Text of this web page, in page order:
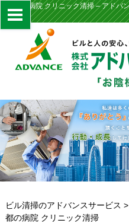
東京都の病院 クリニック清掃 – アドバ
ビル清掃のアドバンスサービス >
都の病院 クリニック清掃